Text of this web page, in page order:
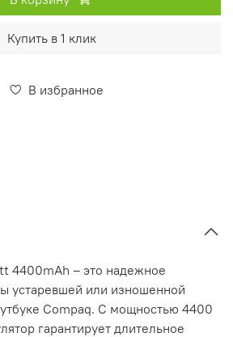
В избранное
Купить в 1 клик
4400mAh – это надежное
устаревшей или изношенной
Compaq. С мощностью 4400
гарантирует длительное